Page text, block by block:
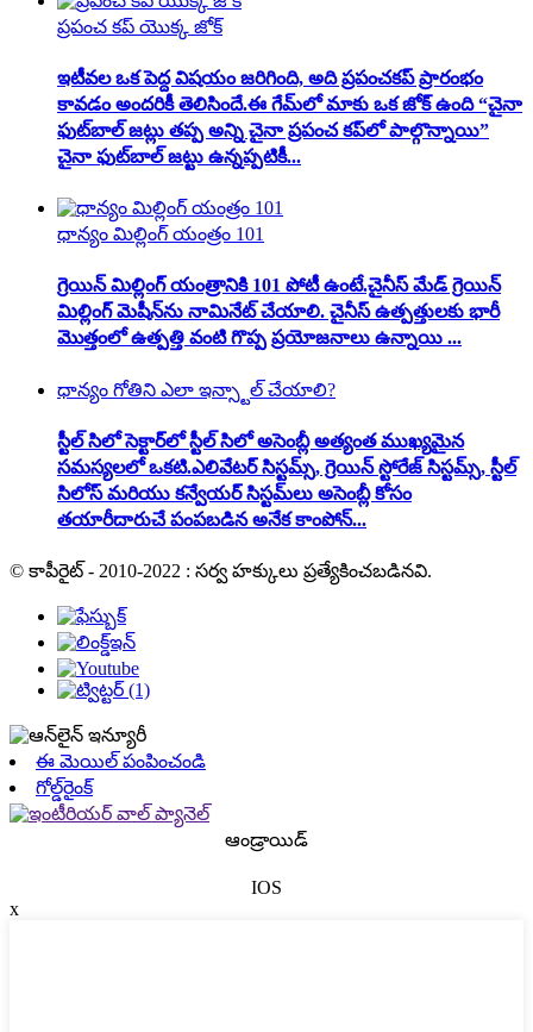
ప్రపంచ కప్ యొక్క జోక్
ఇటీవల ఒక పెద్ద విషయం జరిగింది, అది ప్రపంచకప్ ప్రారంభం
కావడం అందరికీ తెలిసిందే.ఈ గేమ్‌లో మాకు ఒక జోక్ ఉంది “చైనా
ఫుట్‌బాల్ జట్లు తప్ప అన్ని చైనా ప్రపంచ కప్‌లో పాల్గొన్నాయి”
చైనా ఫుట్‌బాల్ జట్టు ఉన్నప్పటికీ...
ధాన్యం మిల్లింగ్ యంత్రం 101
గ్రెయిన్ మిల్లింగ్ యంత్రానికి 101 పోటీ ఉంటే.చైనీస్ మేడ్ గ్రెయిన్
మిల్లింగ్ మెషీన్‌ను నామినేట్ చేయాలి. చైనీస్ ఉత్పత్తులకు భారీ
మొత్తంలో ఉత్పత్తి వంటి గొప్ప ప్రయోజనాలు ఉన్నాయి ...
ధాన్యం గోతిని ఎలా ఇన్స్టాల్ చేయాలి?
స్టీల్ సిలో సెక్టార్‌లో స్టీల్ సిలో అసెంబ్లీ అత్యంత ముఖ్యమైన
సమస్యలలో ఒకటి.ఎలివేటర్ సిస్టమ్స్, గ్రెయిన్ స్టోరేజ్ సిస్టమ్స్, స్టీల్
సిలోస్ మరియు కన్వేయర్ సిస్టమ్‌లు అసెంబ్లీ కోసం
తయారీదారుచే పంపబడిన అనేక కాంపోన్...
© కాపీరైట్ - 2010-2022 : సర్వ హక్కులు ప్రత్యేకించబడినవి.
ఈ మెయిల్ పంపించండి
గోల్డ్‌రైంక్
ఆండ్రాయిడ్
IOS
x